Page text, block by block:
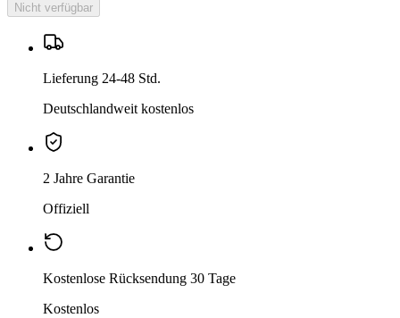
Nicht verfügbar
Lieferung 24-48 Std.
Deutschlandweit kostenlos
2 Jahre Garantie
Offiziell
Kostenlose Rücksendung 30 Tage
Kostenlos